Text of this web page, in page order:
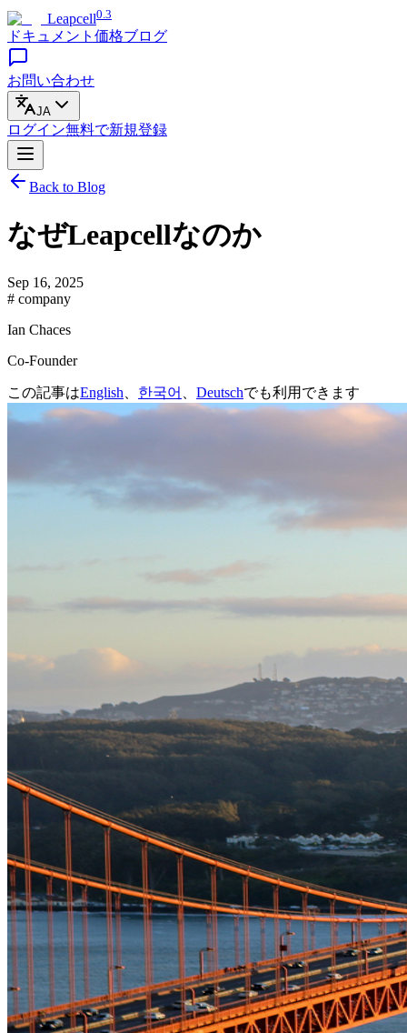
Leapcell0.3
ドキュメント 価格ブログ
お問い合わせ
JA
ログイン無料で新規登録
Back to Blog
なぜLeapcellなのか
Sep 16, 2025
# company
Ian Chaces
Co-Founder
この記事はEnglish 한국어 Deutschでも利用できます